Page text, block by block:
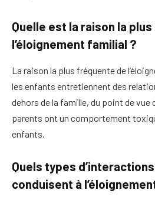
Quelle est la raison la
l’éloignement familial ?
La raison la plus fréquente de
les enfants entretiennent des
dehors de la famille, du point de vue
parents ont un comportement
enfants.
Quels types
conduisent à